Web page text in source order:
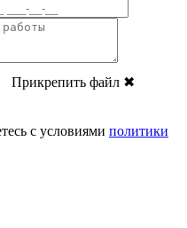
Прикрепить файл ✖
с условиями политики